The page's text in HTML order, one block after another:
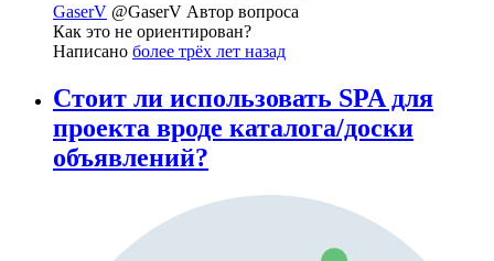
GaserV @GaserV Автор вопроса
Как это не ориентирован?
Написано более трёх лет назад
Стоит ли использовать SPA для
проекта вроде каталога/доски
объявлений?